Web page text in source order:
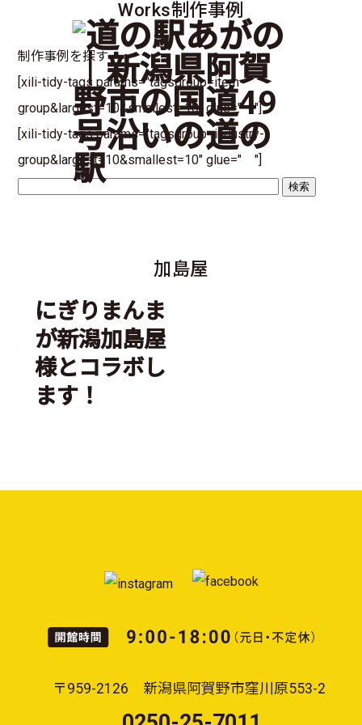
Works制作事例
制作事例を探す
[xili-tidy-tags params="tagsgroup=item-
group&largest=10&smallest=10" glue=" "]
[xili-tidy-tags params="tagsgroup=industry-
group&largest=10&smallest=10" glue=" "]
加島屋
にぎりまんま
が新潟加島屋
様とコラボし
ます！
〒959-2126 新潟県阿賀野市窪川原553-2